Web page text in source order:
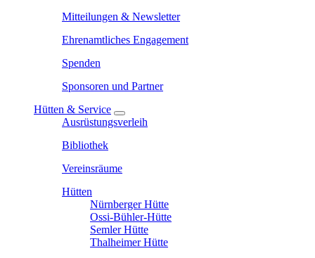
Mitteilungen & Newsletter
Ehrenamtliches Engagement
Spenden
Sponsoren und Partner
Hütten & Service
Ausrüstungsverleih
Bibliothek
Vereinsräume
Hütten
Nürnberger Hütte
Ossi-Bühler-Hütte
Semler Hütte
Thalheimer Hütte